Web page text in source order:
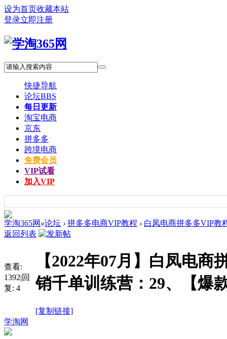
设为首页收藏本站
登录立即注册
快捷导航
论坛BBS
每日更新
淘宝电商
京东
拼多多
跨境电商
免费会员
VIP试看
加入VIP
学淘365网 »论坛 › 拼多多电商VIP教程 › 白凤电商拼多多VIP教
返回列表
查看:
1392|回
复: 4
【2022年07月】白凤电
销千单训练营：29、【爆
[复制链接]
学淘网